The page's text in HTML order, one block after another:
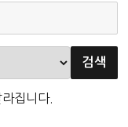
집니다.